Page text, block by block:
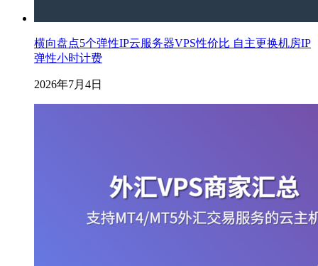
横向盘点5个弹性IP云服务器VPS性价比 自主更换机房IP
弹性小时计费
2026年7月4日